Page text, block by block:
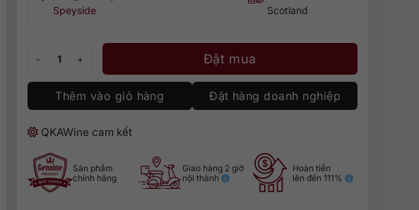
Speyside
Scotland
Đặt mua
Thêm vào giỏ hàng Đặt hàng doanh nghiệp
QKAWine cam kết
Sản phẩm
chính hãng
Giao hàng 2 giờ
nội thành
Hoàn tiền
lên đến 111%